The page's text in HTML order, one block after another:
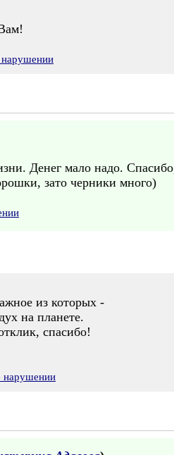
нарушении
Денег мало надо.
зато черники много)
из которых -
на планете.
спасибо!
нарушении